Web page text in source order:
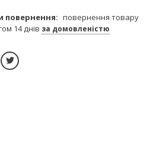
повернення товару
14 днів за домовленістю